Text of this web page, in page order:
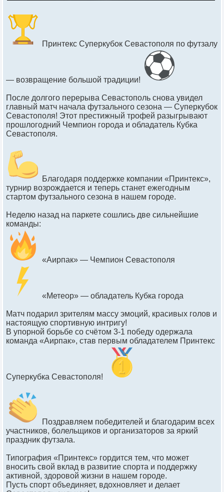
Принтекс Суперкубок Севастополя по футзалу
— возвращение большой традиции!
После долгого перерыва Севастополь снова увидел
главный матч начала футзального сезона — Суперкубок
Севастополя! Этот престижный трофей разыгрывают
прошлогодний Чемпион города и обладатель Кубка
Севастополя.
Благодаря поддержке компании «Принтекс»,
турнир возрождается и теперь станет ежегодным
стартом футзального сезона в нашем городе.
Неделю назад на паркете сошлись две сильнейшие
команды:
«Аирпак» — Чемпион Севастополя
«Метеор» — обладатель Кубка города
Матч подарил зрителям массу эмоций, красивых голов и
настоящую спортивную интригу!
В упорной борьбе со счётом 3-1 победу одержала
команда «Аирпак», став первым обладателем Принтекс
Суперкубка Севастополя!
Поздравляем победителей и благодарим всех
участников, болельщиков и организаторов за яркий
праздник футзала.
Типография «Принтекс» гордится тем, что может
вносить свой вклад в развитие спорта и поддержку
активной, здоровой жизни в нашем городе.
Пусть спорт объединяет, вдохновляет и делает